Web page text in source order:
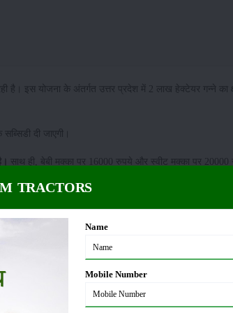
है। इस योजना के अंतर्गत उत्तर प्रदेश में 2 लाख हेक्टेयर गन्ने का
दी जाएगी।
साथ ही, बेबी मक्का पर 16000 रुपये और स्वीट मक्का पर 20000
में कृषि विभाग की ओर से पिछले दिनों में ही इस प्रस्ताव को
समस्त जनपदों में चलाया जाएगा।
TRACTORS
Name
Mobile Number